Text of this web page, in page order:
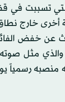
تسببت في
أخرى
خفض
والذي مثل
رسمياً